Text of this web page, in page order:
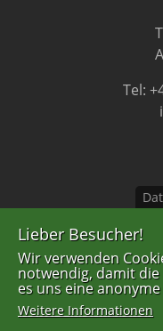
Tel:
Lieber Besucher!
Wir verwenden
notwendig, damit
es uns eine
Weitere Informationen